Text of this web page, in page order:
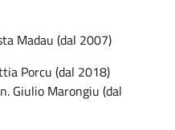
Madau (dal 2007)
Porcu (dal 2018)
Giulio Marongiu (dal